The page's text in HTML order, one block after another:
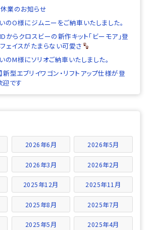
業のお知らせ
のO様にジムニーをご納車いたしました。
からクロスビーの新作キット「ビーモア」登
ェイスがたまらない可愛さ
のM様にソリオご納車いたしました。
新型エブリイワゴン・リフトアップ仕様が登
迎です
2026年6月 2026年5月
2026年3月 2026年2月
2025年12月 2025年11月
2025年8月 2025年7月
2025年5月 2025年4月